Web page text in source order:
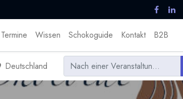
Termine Wissen Schokoguide Kontakt B2B
Deutschland